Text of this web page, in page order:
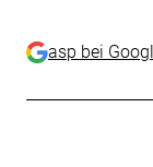
asp bei